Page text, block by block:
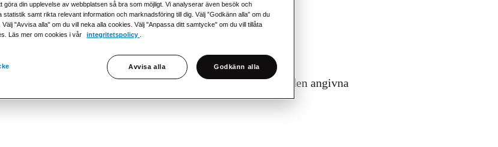
laddas ned som Excelfil. Fyll i formuläret och skicka till den angivna
göra din upplevelse av webbplatsen så bra som möjligt. Vi analyserar även besök och
statistik samt rikta relevant information och marknadsföring till dig. Välj ”Godkänn alla” om du
"Avvisa alla" om du vill neka alla cookies. Välj "Anpassa ditt samtycke" om du vill tillåta
Läs mer om cookies i vår
integritetspolicy
Avvisa alla Godkänn alla